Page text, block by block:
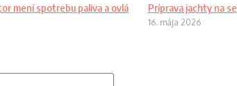
mení spotrebu paliva a ovlá
Príprava jachty na
16. mája 2026